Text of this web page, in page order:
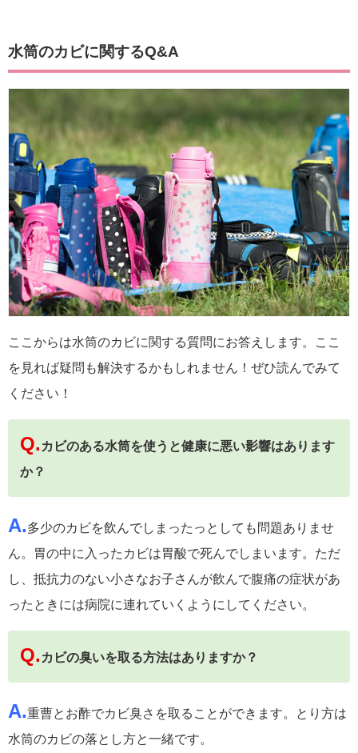
水筒のカビに関するQ&A
ここからは水筒のカビに関する質問にお答えします。ここ
を見れば疑問も解決するかもしれません！ぜひ読んでみて
ください！
Q. カビのある水筒を使うと健康に悪い影響はあります
か？
A.多少のカビを飲んでしまったっとしても問題ありませ
ん。胃の中に入ったカビは胃酸で死んでしまいます。ただ
し、抵抗力のない小さなお子さんが飲んで腹痛の症状があ
ったときには病院に連れていくようにしてください。
Q. カビの臭いを取る方法はありますか？
A.重曹とお酢でカビ臭さを取ることができます。とり方は
水筒のカビの落とし方と一緒です。